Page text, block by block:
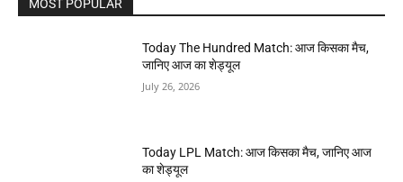
MOST POPULAR
Today The Hundred Match: आज किसका मैच,
जानिए आज का शेड्यूल
July 26, 2026
Today LPL Match: आज किसका मैच, जानिए आज
का शेड्यूल